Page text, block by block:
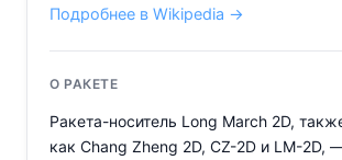
Подробнее в Wikipedia →
О РАКЕТЕ
Ракета-носитель Long March 2D,
как Chang Zheng 2D, CZ-2D и LM-2D,